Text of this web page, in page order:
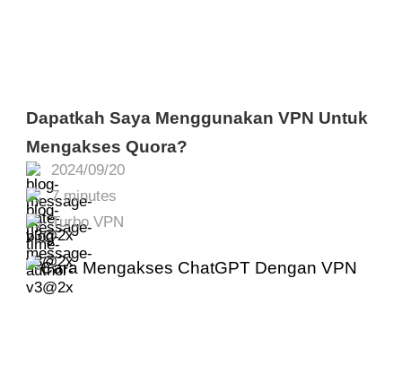
2024/09/20
7 minutes
Turbo VPN
Dapatkah Saya Menggunakan VPN Untuk
Mengakses Quora?